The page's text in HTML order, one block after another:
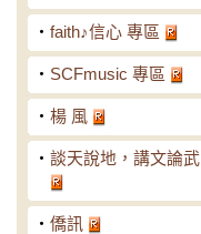
‧ faith♪信心 專區
‧ SCFmusic 專區
‧ 楊 風
‧ 談天說地，講文論武
‧ 僑訊